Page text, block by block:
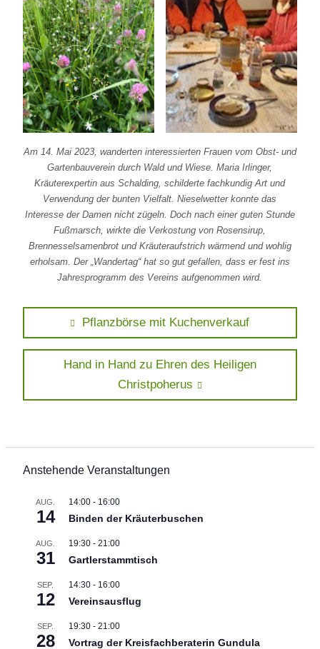
Am 14. Mai 2023, wanderten interessierten Frauen vom Obst- und
Gartenbauverein durch Wald und Wiese. Maria Irlinger,
Kräuterexpertin aus Schalding, schilderte fachkundig Art und
Verwendung der bunten Vielfalt. Nieselwetter konnte das
Interesse der Damen nicht zügeln. Doch nach einer guten Stunde
Fußmarsch, wirkte die Verkostung von Rosensirup,
Brennesselsamenbrot und Kräuteraufstrich wärmend und wohlig
erholsam. Der „Wandertag“ hat so gut gefallen, dass er fest ins
Jahresprogramm des Vereins aufgenommen wird.
Beitragsnavigation
Previous
post:
Pflanzbörse mit Kuchenverkauf
Next
Hand in Hand zu Ehren des Heiligen
Christpoherus
Anstehende Veranstaltungen
AUG.
14
14:00- 16:00
Binden der Kräuterbuschen
AUG.
31
19:30- 21:00
Gartlerstammtisch
SEP.
12
14:30- 16:00
Vereinsausflug
SEP.
28
19:30- 21:00
Vortrag der Kreisfachberaterin Gundula